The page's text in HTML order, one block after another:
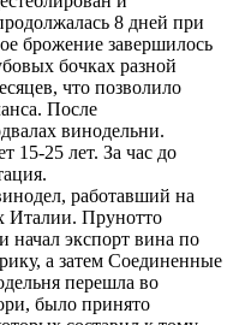
8 дней при
брожение завершилось
бочках разной
что позволило
После
винодельни.
15-25 лет. За час до
работавший на
Италии. Прунотто
начал экспорт вина по
а затем Соединенные
перешла во
было принято